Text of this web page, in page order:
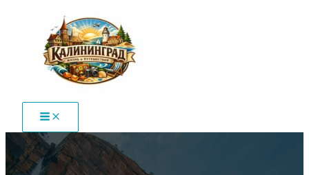
содержимому